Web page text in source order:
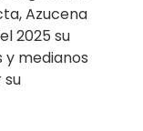
Azucena
2025 su
medianos
su